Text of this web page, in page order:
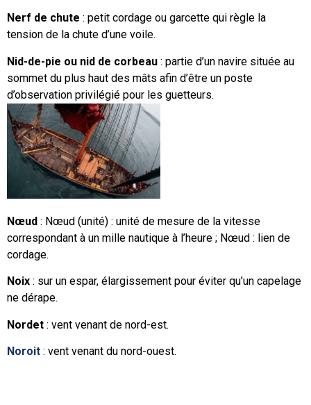
Nerf de chute : petit cordage ou garcette qui règle la
tension de la chute d’une voile.
Nid-de-pie ou nid de corbeau : partie d’un navire située au
sommet du plus haut des mâts afin d’être un poste
d’observation privilégié pour les guetteurs.
Nœud : Nœud (unité) : unité de mesure de la vitesse
correspondant à un mille nautique à l’heure ; Nœud : lien de
cordage.
Noix : sur un espar, élargissement pour éviter qu’un capelage
ne dérape.
Nordet : vent venant de nord-est.
Noroit : vent venant du nord-ouest.